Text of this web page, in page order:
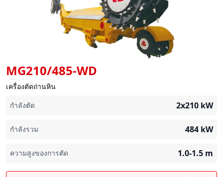
MG210/485-WD
เครื่องตัดถ่านหิน
กำลังตัด
2x210 kW
กำลังรวม 484 kW
ความสูงของการตัด 1.0-1.5 m